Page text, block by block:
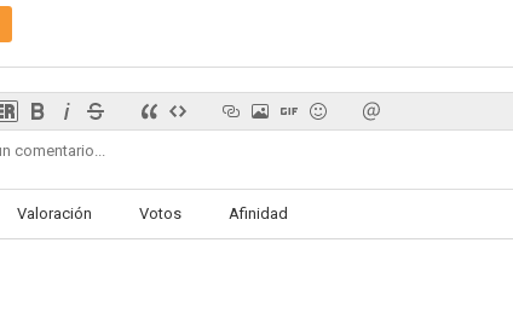
Valoración Votos Afinidad